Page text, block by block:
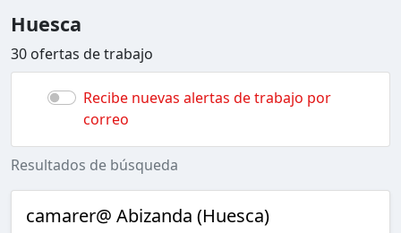
Huesca
30 ofertas de trabajo
Recibe nuevas alertas de trabajo por
correo
Resultados de búsqueda
camarer@ Abizanda (Huesca)